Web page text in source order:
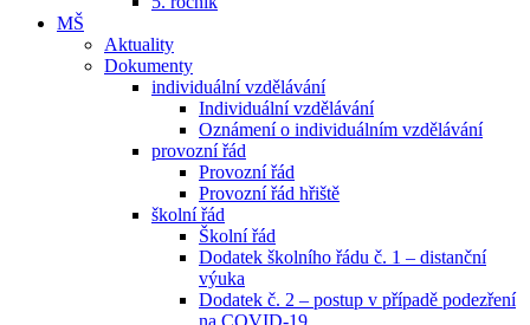
MŠ
Aktuality
Dokumenty
individuální vzdělávání
Individuální vzdělávání
Oznámení o individuálním vzdělávání
provozní řád
Provozní řád
Provozní řád hřiště
školní řád
Školní řád
Dodatek školního řádu č. 1 – distanční
výuka
Dodatek č. 2 – postup v případě podezření
na COVID-19